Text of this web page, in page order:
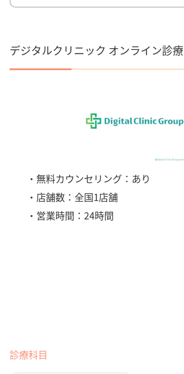
デジタルクリニック オンライン診療
・無料カウンセリング：あり
・店舗数：全国1店舗
・営業時間：24時間
診療科目